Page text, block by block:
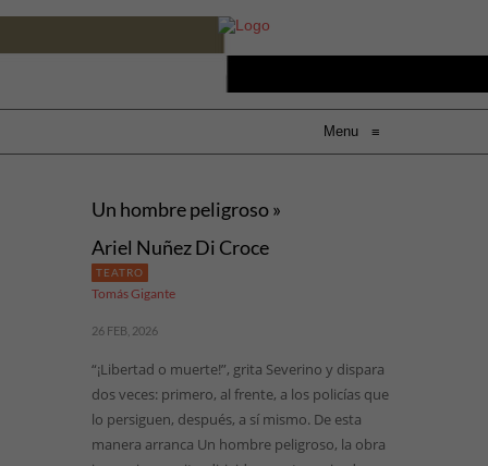
Menu ≡
Un hombre peligroso »
Ariel Nuñez Di Croce
TEATRO
Tomás Gigante
26 FEB, 2026
“¡Libertad o muerte!”, grita Severino y dispara
dos veces: primero, al frente, a los policías que
lo persiguen, después, a sí mismo. De esta
manera arranca Un hombre peligroso, la obra